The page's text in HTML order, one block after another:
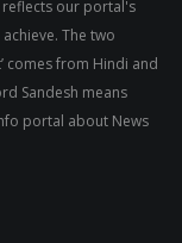
reflects our portal's
The two
comes from Hindi and
Sandesh means
portal about News